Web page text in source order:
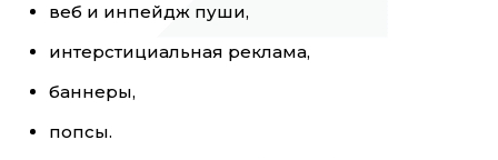
веб и инпейдж пуши,
интерстициальная реклама,
баннеры,
попсы.